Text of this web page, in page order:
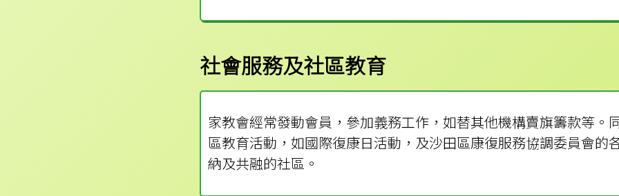
社會服務及社區教育
家教會經常發動會員，參加義務工作，如替其他機構賣旗籌款等。
區教育活動，如國際復康日活動，及沙田區康復服務協調委員會的
納及共融的社區。